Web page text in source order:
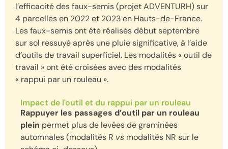
l’efficacité des faux-semis (projet ADVENTURH) sur
4 parcelles en 2022 et 2023 en Hauts-de-France.
Les faux-semis ont été réalisés début septembre
sur sol ressuyé après une pluie significative, à l’aide
d’outils de travail superficiel. Les modalités « outil de
travail » ont été croisées avec des modalités
« rappui par un rouleau ».
Impact de l'outil et du rappui par un rouleau
Rappuyer les passages d’outil par un rouleau
plein permet plus de levées de graminées
automnales (modalités R vs modalités NR sur le